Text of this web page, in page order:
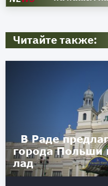
Читайте также:
В Раде
города Польши
лад